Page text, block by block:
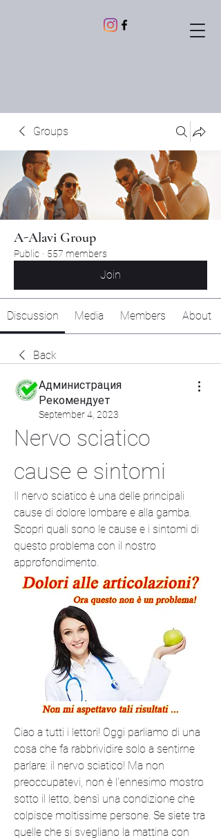
Groups
A-Alavi Group
Public · 557 members
Join
Discussion Media Members About
Back
Администрация
Рекомендует
September 4, 2023
Nervo sciatico
cause e sintomi
Il nervo sciatico è una delle principali
cause di dolore lombare e alla gamba.
Scopri quali sono le cause e i sintomi di
questo problema con il nostro
approfondimento.
Ciao a tutti i lettori! Oggi parliamo di una
cosa che fa rabbrividire solo a sentirne
parlare: il nervo sciatico! Ma non
preoccupatevi, non è l'ennesimo mostro
sotto il letto, bensì una condizione che
colpisce moltissime persone. Se siete tra
quelle che si svegliano la mattina con